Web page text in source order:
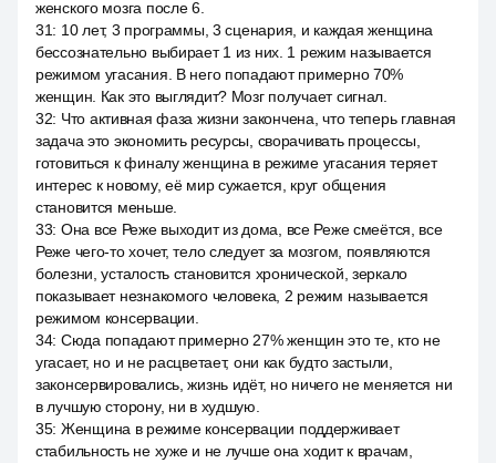
женского мозга после 6.
31: 10 лет, 3 программы, 3 сценария, и каждая женщина
бессознательно выбирает 1 из них. 1 режим называется
режимом угасания. В него попадают примерно 70%
женщин. Как это выглядит? Мозг получает сигнал.
32: Что активная фаза жизни закончена, что теперь главная
задача это экономить ресурсы, сворачивать процессы,
готовиться к финалу женщина в режиме угасания теряет
интерес к новому, её мир сужается, круг общения
становится меньше.
33: Она все Реже выходит из дома, все Реже смеётся, все
Реже чего-то хочет, тело следует за мозгом, появляются
болезни, усталость становится хронической, зеркало
показывает незнакомого человека, 2 режим называется
режимом консервации.
34: Сюда попадают примерно 27% женщин это те, кто не
угасает, но и не расцветает, они как будто застыли,
законсервировались, жизнь идёт, но ничего не меняется ни
в лучшую сторону, ни в худшую.
35: Женщина в режиме консервации поддерживает
стабильность не хуже и не лучше она ходит к врачам,